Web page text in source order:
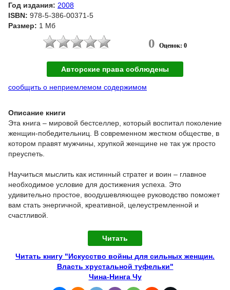
Год издания: 2008
ISBN: 978-5-386-00371-5
Размер: 1 Мб
0 Оценок: 0
Авторские права соблюдены
сообщить о неприемлемом содержимом
Описание книги
Эта книга – мировой бестселлер, который воспитал поколение
женщин-победительниц. В современном жестком обществе, в
котором правят мужчины, хрупкой женщине не так уж просто
преуспеть.
Научиться мыслить как истинный стратег и воин – главное
необходимое условие для достижения успеха. Это
удивительно простое, воодушевляющее руководство поможет
вам стать энергичной, креативной, целеустремленной и
счастливой.
Читать
Читать книгу "Искусство войны для сильных женщин.
Власть хрустальной туфельки"
Чина-Нинга Чу